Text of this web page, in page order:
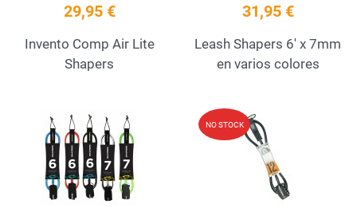
29,95 €
Invento Comp Air Lite
Shapers
31,95 €
Leash Shapers 6' x 7mm
en varios colores
Add to Wishlist
NO STOCK